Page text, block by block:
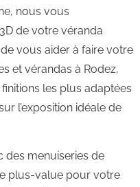
nous vous
de votre véranda
vous aider à faire votre
et vérandas à Rodez,
les plus adaptées
l’exposition idéale de
des menuiseries de
plus-value pour votre